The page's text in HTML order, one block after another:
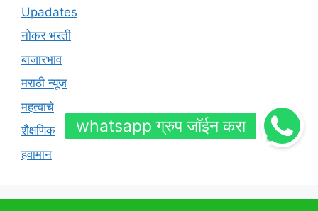
Upadates
नोकर भरती
बाजारभाव
मराठी न्यूज
महत्वाचे
शैक्षणिक
हवामान